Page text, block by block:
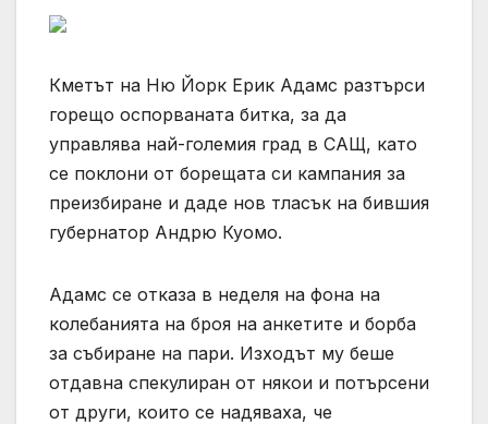
Кметът на Ню Йорк Ерик Адамс разтърси
горещо оспорваната битка, за да
управлява най-големия град в САЩ, като
се поклони от борещата си кампания за
преизбиране и даде нов тласък на бившия
губернатор Андрю Куомо.
Адамс се отказа в неделя на фона на
колебанията на броя на анкетите и борба
за събиране на пари. Изходът му беше
отдавна спекулиран от някои и потърсени
от други, които се надяваха, че